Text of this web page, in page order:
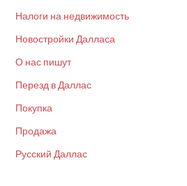
Налоги на недвижимость
Новостройки Далласа
О нас пишут
Перезд в Даллас
Покупка
Продажа
Русский Даллас